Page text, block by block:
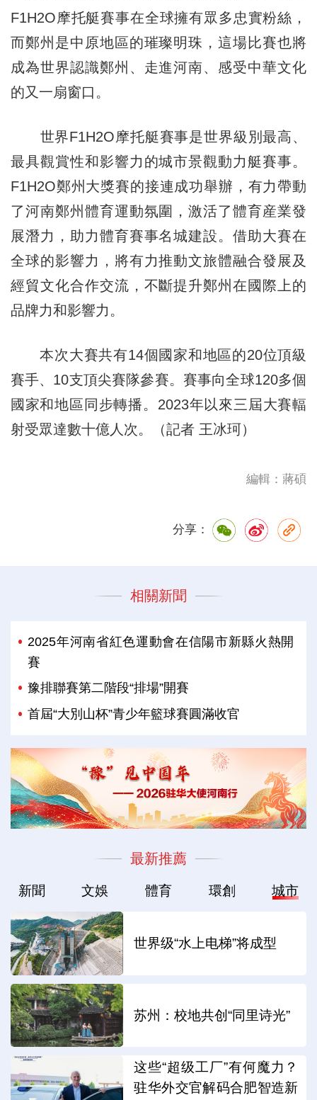
F1H2O摩托艇賽事在全球擁有眾多忠實粉絲，
而鄭州是中原地區的璀璨明珠，這場比賽也將
成為世界認識鄭州、走進河南、感受中華文化
的又一扇窗口。
世界F1H2O摩托艇賽事是世界級別最高、
最具觀賞性和影響力的城市景觀動力艇賽事。
F1H2O鄭州大獎賽的接連成功舉辦，有力帶動
了河南鄭州體育運動氛圍，激活了體育産業發
展潛力，助力體育賽事名城建設。借助大賽在
全球的影響力，將有力推動文旅體融合發展及
經貿文化合作交流，不斷提升鄭州在國際上的
品牌力和影響力。
本次大賽共有14個國家和地區的20位頂級
賽手、10支頂尖賽隊參賽。賽事向全球120多個
國家和地區同步轉播。2023年以來三屆大賽輻
射受眾達數十億人次。（記者 王冰珂）
編輯：蔣碩
分享：
相關新聞
2025年河南省紅色運動會在信陽市新縣火熱開
賽
豫排聯賽第二階段“排場”開賽
首屆“大別山杯”青少年籃球賽圓滿收官
最新推薦
新聞 文娛 體育 環創 城市
世界级“水上电梯”将成型
苏州：校地共创“同里诗光”
这些“超级工厂”有何魔力？
驻华外交官解码合肥智造新